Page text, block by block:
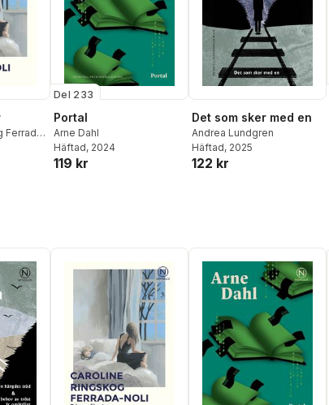
Ferrada-
antal röster:
Del 233
Portal
Arne Dahl
Häftad, 2024
119 kr
Det som sker med en
Andrea Lundgren
Häftad, 2025
122 kr